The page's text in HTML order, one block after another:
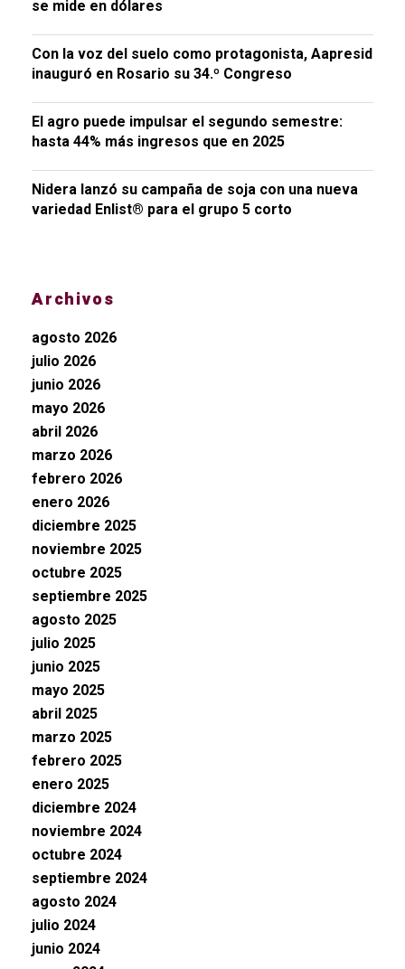
se mide en dólares
Con la voz del suelo como protagonista, Aapresid
inauguró en Rosario su 34.º Congreso
El agro puede impulsar el segundo semestre:
hasta 44% más ingresos que en 2025
Nidera lanzó su campaña de soja con una nueva
variedad Enlist® para el grupo 5 corto
Archivos
agosto 2026
julio 2026
junio 2026
mayo 2026
abril 2026
marzo 2026
febrero 2026
enero 2026
diciembre 2025
noviembre 2025
octubre 2025
septiembre 2025
agosto 2025
julio 2025
junio 2025
mayo 2025
abril 2025
marzo 2025
febrero 2025
enero 2025
diciembre 2024
noviembre 2024
octubre 2024
septiembre 2024
agosto 2024
julio 2024
junio 2024